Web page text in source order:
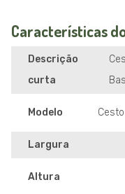
Características
Descrição
curta
Modelo
Largura
Altura